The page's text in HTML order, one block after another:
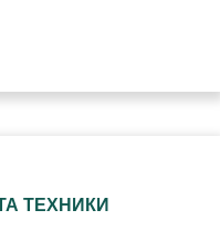
ТЕХНИКИ